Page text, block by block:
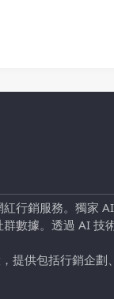
行銷服務。獨家
數據。透過 AI
提供包括行銷企